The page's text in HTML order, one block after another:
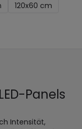
120x60 cm
Panels
Intensität,